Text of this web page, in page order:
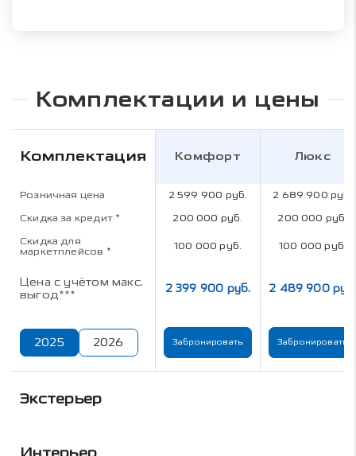
Комплектации и цены
Комплектация Комфорт Люкс
Розничная цена 2 599 900 руб. 2 689 900 руб.
Скидка за кредит * 200 000 руб. 200 000 руб.
Скидка для
маркетплейсов * 100 000 руб. 100 000 руб.
Цена с учётом макс.
выгод***
2 399 900 руб. 2 489 900 руб.
2025 2026 Забронировать Забронировать
Экстерьер